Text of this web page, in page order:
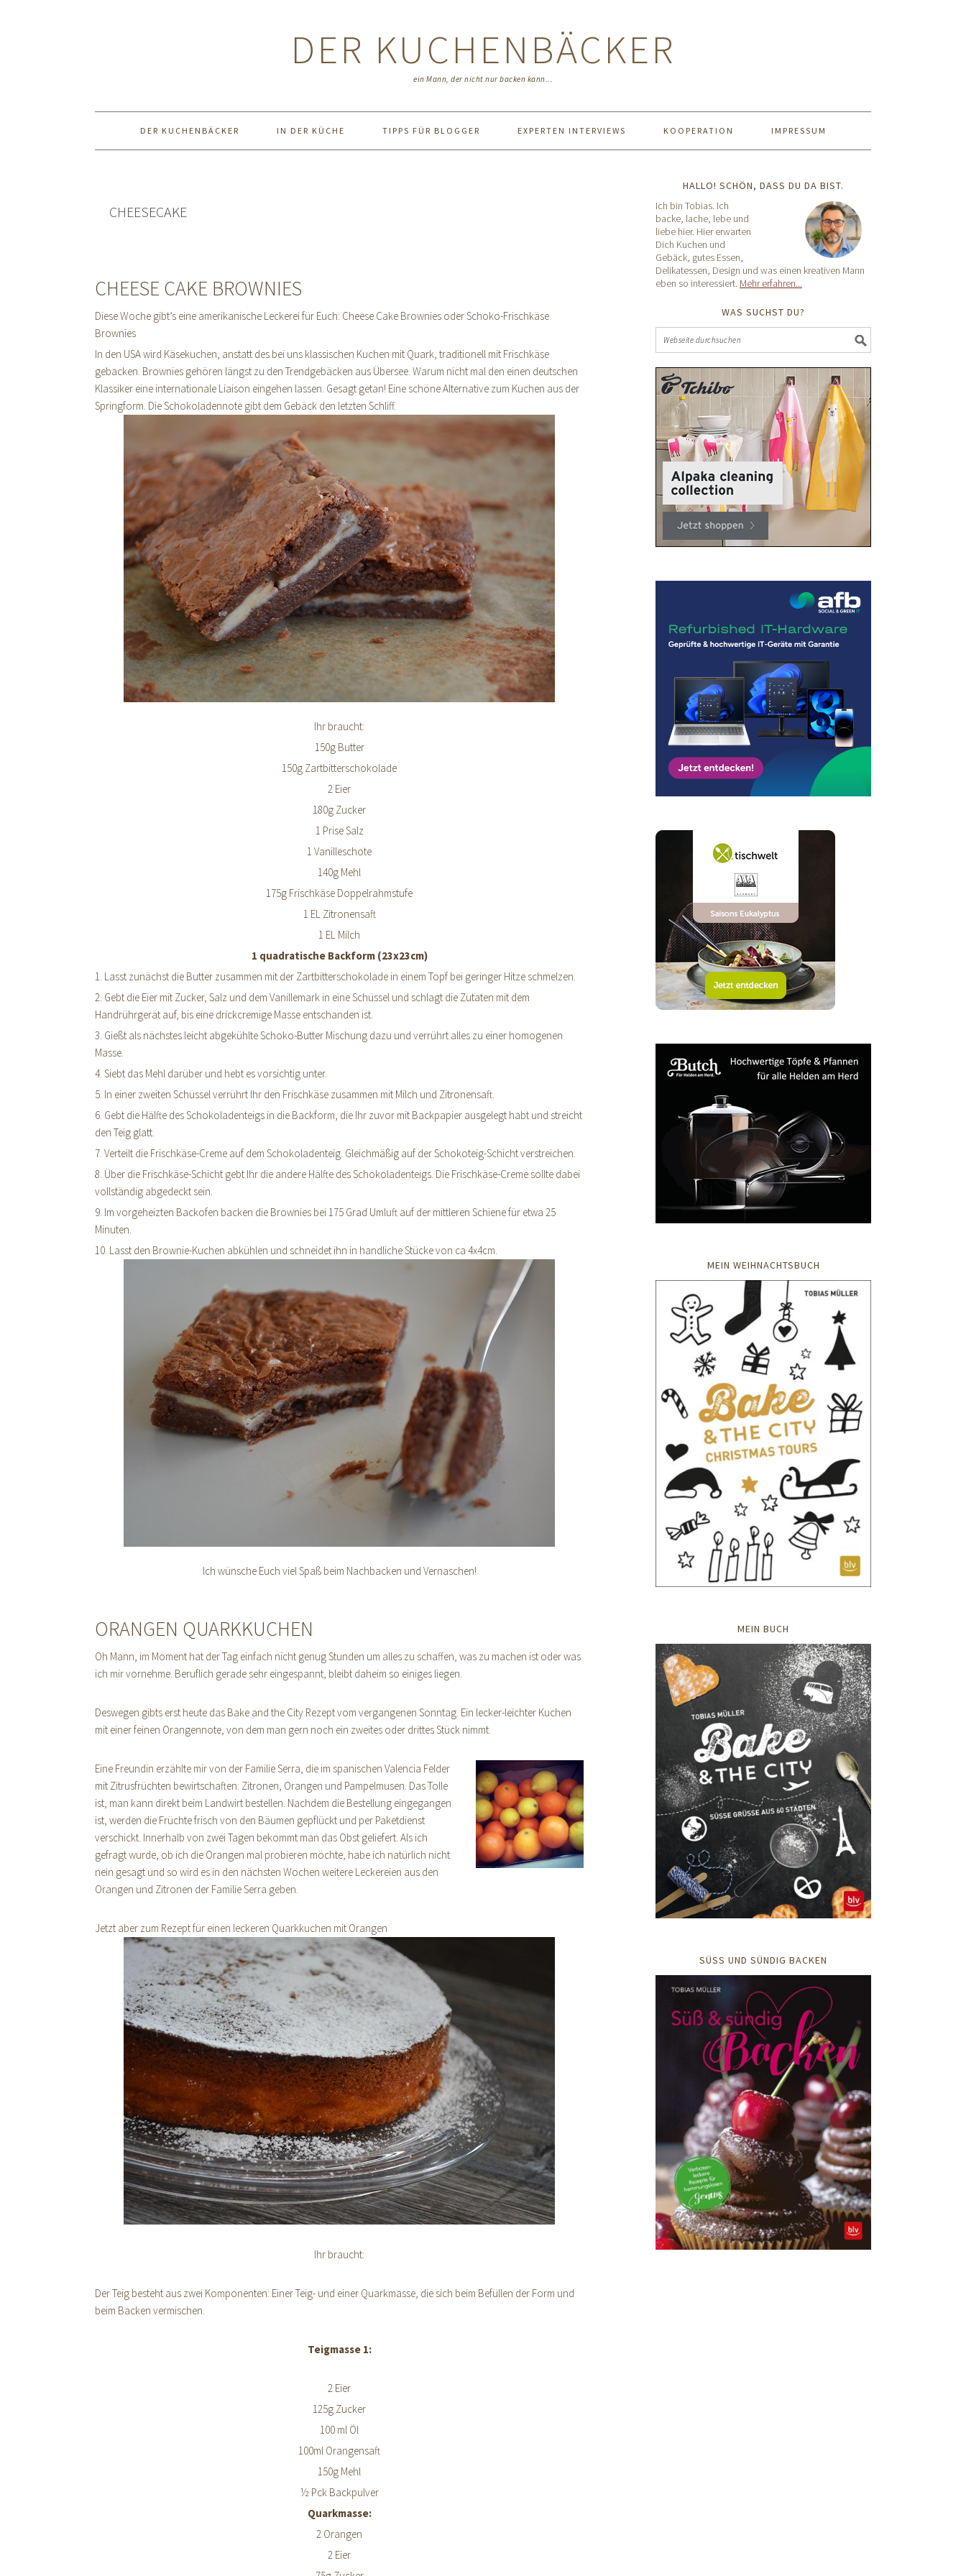
DER KUCHENBÄCKER
ein Mann, der nicht nur backen kann...
DER KUCHENBÄCKER IN DER KÜCHE TIPPS FÜR BLOGGER EXPERTEN INTERVIEWS KOOPERATION IMPRESSUM
CHEESECAKE
CHEESE CAKE BROWNIES
Diese Woche gibt’s eine amerikanische Leckerei für Euch: Cheese Cake Brownies oder Schoko-Frischkäse
Brownies
In den USA wird Käsekuchen, anstatt des bei uns klassischen Kuchen mit Quark, traditionell mit Frischkäse
gebacken. Brownies gehören längst zu den Trendgebäcken aus Übersee. Warum nicht mal den einen deutschen
Klassiker eine internationale Liaison eingehen lassen. Gesagt getan! Eine schöne Alternative zum Kuchen aus der
Springform. Die Schokoladennote gibt dem Gebäck den letzten Schliff.
Ihr braucht:
150g Butter
150g Zartbitterschokolade
2 Eier
180g Zucker
1 Prise Salz
1 Vanilleschote
140g Mehl
175g Frischkäse Doppelrahmstufe
1 EL Zitronensaft
1 EL Milch
1 quadratische Backform (23x23cm)
1. Lasst zunächst die Butter zusammen mit der Zartbitterschokolade in einem Topf bei geringer Hitze schmelzen.
2. Gebt die Eier mit Zucker, Salz und dem Vanillemark in eine Schüssel und schlagt die Zutaten mit dem
Handrührgerät auf, bis eine drickcremige Masse entschanden ist.
3. Gießt als nächstes leicht abgekühlte Schoko-Butter Mischung dazu und verrührt alles zu einer homogenen
Masse.
4. Siebt das Mehl darüber und hebt es vorsichtig unter.
5. In einer zweiten Schüssel verrührt Ihr den Frischkäse zusammen mit Milch und Zitronensaft.
6. Gebt die Hälfte des Schokoladenteigs in die Backform, die Ihr zuvor mit Backpapier ausgelegt habt und streicht
den Teig glatt.
7. Verteilt die Frischkäse-Creme auf dem Schokoladenteig. Gleichmäßig auf der Schokoteig-Schicht verstreichen.
8. Über die Frischkäse-Schicht gebt Ihr die andere Hälfte des Schokoladenteigs. Die Frischkäse-Creme sollte dabei
vollständig abgedeckt sein.
9. Im vorgeheizten Backofen backen die Brownies bei 175 Grad Umluft auf der mittleren Schiene für etwa 25
Minuten.
10. Lasst den Brownie-Kuchen abkühlen und schneidet ihn in handliche Stücke von ca 4x4cm.
Ich wünsche Euch viel Spaß beim Nachbacken und Vernaschen!
ORANGEN QUARKKUCHEN
Oh Mann, im Moment hat der Tag einfach nicht genug Stunden um alles zu schaffen, was zu machen ist oder was
ich mir vornehme. Beruflich gerade sehr eingespannt, bleibt daheim so einiges liegen.
Deswegen gibts erst heute das Bake and the City Rezept vom vergangenen Sonntag. Ein lecker-leichter Kuchen
mit einer feinen Orangennote, von dem man gern noch ein zweites oder drittes Stück nimmt.
Eine Freundin erzählte mir von der Familie Serra, die im spanischen Valencia Felder
mit Zitrusfrüchten bewirtschaften: Zitronen, Orangen und Pampelmusen. Das Tolle
ist, man kann direkt beim Landwirt bestellen. Nachdem die Bestellung eingegangen
ist, werden die Früchte frisch von den Bäumen gepflückt und per Paketdienst
verschickt. Innerhalb von zwei Tagen bekommt man das Obst geliefert. Als ich
gefragt wurde, ob ich die Orangen mal probieren möchte, habe ich natürlich nicht
nein gesagt und so wird es in den nächsten Wochen weitere Leckereien aus den
Orangen und Zitronen der Familie Serra geben.
Jetzt aber zum Rezept für einen leckeren Quarkkuchen mit Orangen
Ihr braucht:
Der Teig besteht aus zwei Komponenten: Einer Teig- und einer Quarkmasse, die sich beim Befüllen der Form und
beim Backen vermischen.
Teigmasse 1:
2 Eier
125g Zucker
100 ml Öl
100ml Orangensaft
150g Mehl
½ Pck Backpulver
Quarkmasse:
2 Orangen
2 Eier
HALLO! SCHÖN, DASS DU DA BIST.
Ich bin Tobias. Ich
backe, lache, lebe und
liebe hier. Hier erwarten
Dich Kuchen und
Gebäck, gutes Essen,
Delikatessen, Design und was einen kreativen Mann
eben so interessiert. Mehr erfahren...
WAS SUCHST DU?
MEIN WEIHNACHTSBUCH
MEIN BUCH
SÜSS UND SÜNDIG BACKEN